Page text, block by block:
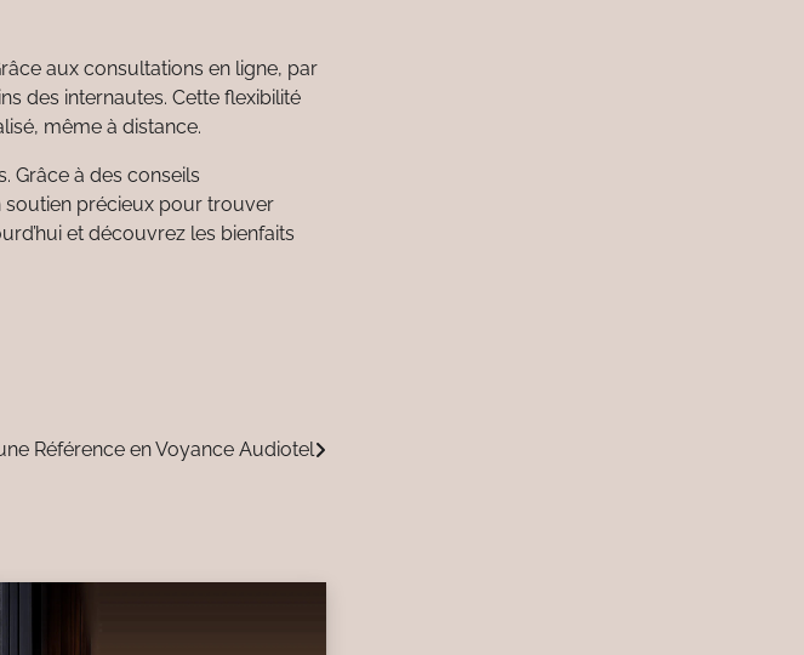
aux consultations en ligne, par
des internautes. Cette flexibilité
même à distance.
Grâce à des conseils
soutien précieux pour trouver
et découvrez les bienfaits
Référence en Voyance Audiotel